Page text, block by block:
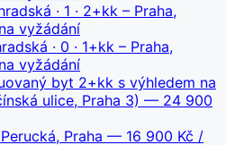
· 1 · 2+kk – Praha,
vyžádání
· 0 · 1+kk – Praha,
vyžádání
byt 2+kk s výhledem na
ulice, Praha 3) — 24 900
Praha — 16 900 Kč /